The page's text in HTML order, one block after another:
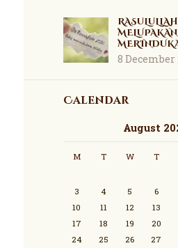
8 December
Calendar
August
M T W T
3
4 5 6
10
11 12 13
17
18 19 20
24
25 26 27